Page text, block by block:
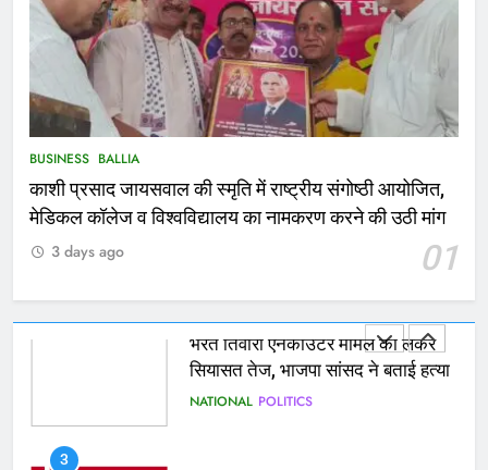
BUSINESS BALLIA
काशी प्रसाद जायसवाल की स्मृति में राष्ट्रीय संगोष्ठी आयोजित,
मेडिकल कॉलेज व विश्वविद्यालय का नामकरण करने की उठी मांग
01
3 days ago
NATIONAL बलिया
कोचिंग सेंटर में लगी भीषण आग, जान
बचाने के लिए छात्रों ने लगाई छलांग, कई
2
भरत तिवारी एनकाउंटर मामले को लेकर
सियासत तेज, भाजपा सांसद ने बताई हत्या
NATIONAL POLITICS
Ballia : छितौनी क्रॉसिंग पर बनेगा 196
करोड़ का ओवरब्रिज, जाम से मिलेगी राहत